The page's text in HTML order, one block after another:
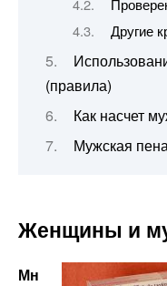
Другие
(правила)
Как насчет
Мужская
Женщины и
Мн